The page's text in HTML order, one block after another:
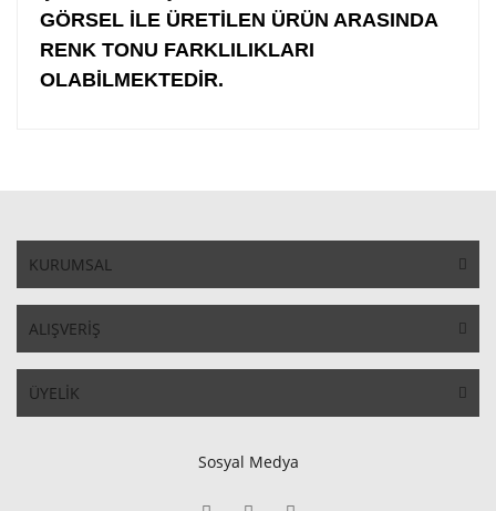
GÖRSEL İLE ÜRETİLEN ÜRÜN ARASINDA
RENK TONU FARKLILIKLARI
OLABİLMEKTEDİR.
KURUMSAL
ALIŞVERİŞ
ÜYELİK
Sosyal Medya